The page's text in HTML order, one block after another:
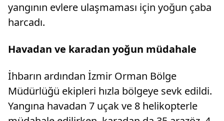
yangının evlere ulaşmaması için yoğun çaba
harcadı.
Havadan ve karadan yoğun müdahale
İhbarın ardından İzmir Orman Bölge
Müdürlüğü ekipleri hızla bölgeye sevk edildi.
Yangına havadan 7 uçak ve 8 helikopterle